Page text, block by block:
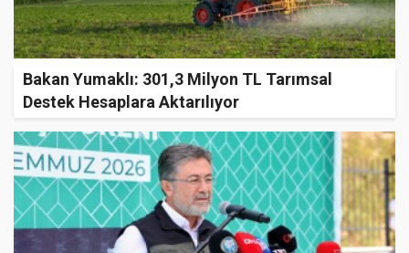
Bakan Yumaklı: 301,3 Milyon TL Tarımsal
Destek Hesaplara Aktarılıyor